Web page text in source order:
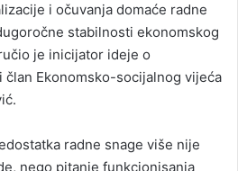
i očuvanja domaće radne
stabilnosti ekonomskog
je inicijator ideje o
Ekonomsko-socijalnog vijeća
radne snage više nije
nego pitanje funkcionisanja